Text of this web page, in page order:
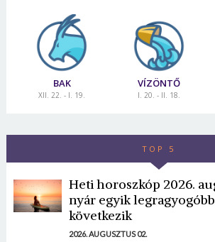
BAK
XII. 22. - I. 19.
VÍZÖNTŐ
I. 20. - II. 18.
TOP 5
Heti horoszkóp 2026.
nyár egyik
következik
2026. AUGUSZTUS 02.